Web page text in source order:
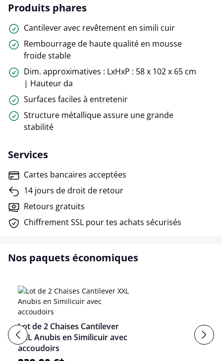
Produits phares
Cantilever avec revêtement en simili cuir
Rembourrage de haute qualité en mousse
froide stable
Dim. approximatives : LxHxP : 58 x 102 x 65 cm
| Hauteur da
Surfaces faciles à entretenir
Structure métallique assure une grande
stabilité
Services
Cartes bancaires acceptées
14 jours de droit de retour
Retours gratuits
Chiffrement SSL pour tes achats sécurisés
Nos paquets économiques
Lot de 2 Chaises Cantilever
XXL Anubis en Similicuir avec
accoudoirs